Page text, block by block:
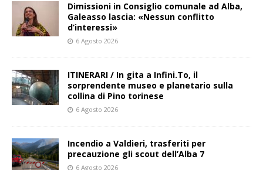
Dimissioni in Consiglio comunale ad Alba,
Galeasso lascia: «Nessun conflitto
d’interessi»
6 Agosto 2026
ITINERARI / In gita a Infini.To, il
sorprendente museo e planetario sulla
collina di Pino torinese
6 Agosto 2026
Incendio a Valdieri, trasferiti per
precauzione gli scout dell’Alba 7
6 Agosto 2026